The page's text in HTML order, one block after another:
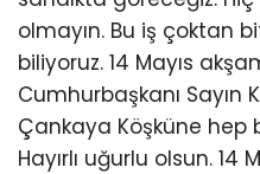
olmayın. Bu iş çoktan
biliyoruz. 14 Mayıs
Cumhurbaşkanı Sayın
Çankaya Köşküne hep
Hayırlı uğurlu olsun. 14